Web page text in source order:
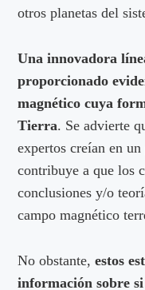
otros planetas del
Una innovadora
proporcionado
magnético cuya
Tierra. Se advierte
expertos creían en
contribuye a que los
conclusiones y/o
campo magnético
No obstante,estos
información sobre